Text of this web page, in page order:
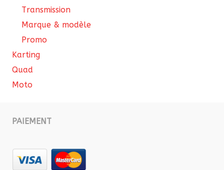
Transmission
Marque & modèle
Promo
Karting
Quad
Moto
PAIEMENT